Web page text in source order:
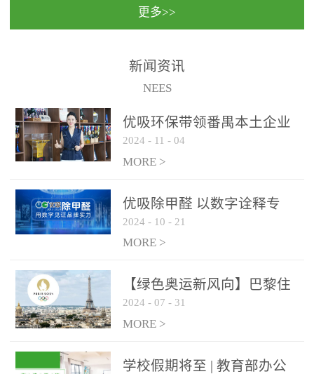
民法院室内除甲醛空气治
保施工日期：2020年1月珠
国家通过设在对外开放口
（及各出入境边防检查
更多>>
新闻资讯
NEES
优吸环保带领番禺本​土企业
勇敢破局向“新”
2024 - 11 - 04
MORE >
优吸除甲醛 以数字诠释专
业，尽显除醛品牌实力！
2024 - 10 - 21
MORE >
【绿色奥运新风向】巴黎住
宿风波：优吸环保共建健康
绿色家居
2024 - 07 - 31
MORE >
学校假期将至 | 教育部办公